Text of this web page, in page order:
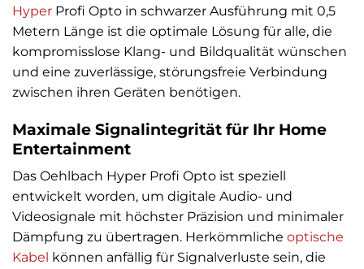
Hyper Profi Opto in schwarzer Ausführung mit 0,5
Metern Länge ist die optimale Lösung für alle, die
kompromisslose Klang- und Bildqualität wünschen
und eine zuverlässige, störungsfreie Verbindung
zwischen ihren Geräten benötigen.
Maximale Signalintegrität für Ihr Home
Entertainment
Das Oehlbach Hyper Profi Opto ist speziell
entwickelt worden, um digitale Audio- und
Videosignale mit höchster Präzision und minimaler
Dämpfung zu übertragen. Herkömmliche optische
Kabel können anfällig für Signalverluste sein, die